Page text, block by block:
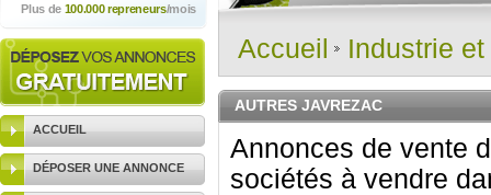
Plus de 100.000 repreneurs/mois
ACCUEIL
DÉPOSER UNE ANNONCE
Consulter gratuitementles
vendre.
Et/ou déposergratuitement
RECHERCHER UNE
ANNONCE
Accueil Industrie
AUTRES JAVREZAC
Annonces de vente
sociétés à vendre